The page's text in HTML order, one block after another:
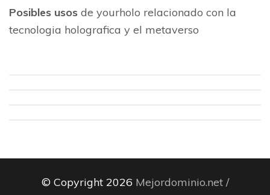
Posibles usos de yourholo relacionado con la
tecnologia holografica y el metaverso
© Copyright 2026 Mejordominio.net /